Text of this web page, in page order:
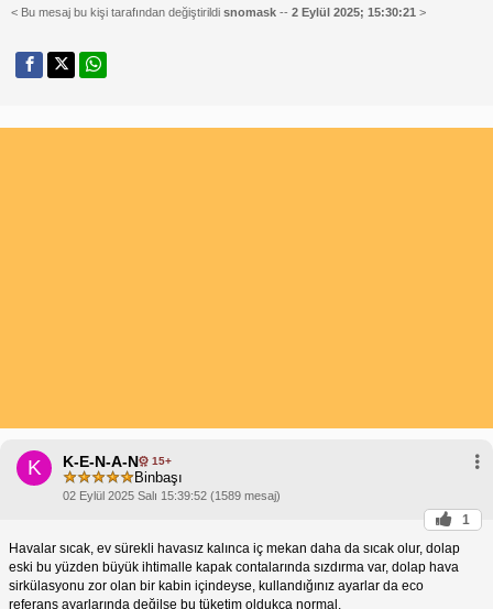
< Bu mesaj bu kişi tarafından değiştirildi snomask -- 2 Eylül 2025; 15:30:21 >
K K-E-N-A-N 15+
Binbaşı
02 Eylül 2025 Salı 15:39:52 (1589 mesaj)
1
Havalar sıcak, ev sürekli havasız kalınca iç mekan daha da sıcak olur, dolap
eski bu yüzden büyük ihtimalle kapak contalarında sızdırma var, dolap hava
sirkülasyonu zor olan bir kabin içindeyse, kullandığınız ayarlar da eco
referans ayarlarında değilse bu tüketim oldukça normal.